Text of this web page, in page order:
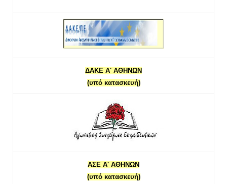
ΔΑΚΕ Α' ΑΘΗΝΩΝ
(υπό κατασκευή)
ΑΣΕ Α' ΑΘΗΝΩΝ
(υπό κατασκευή)